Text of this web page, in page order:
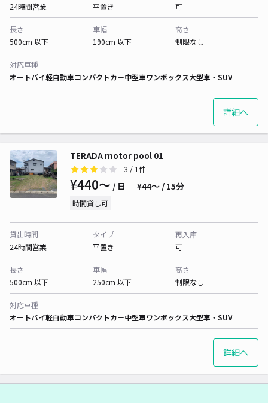
24時間営業
平置き
可
長さ
500cm 以下
車幅
190cm 以下
高さ
制限なし
対応車種
オートバイ軽自動車コンパクトカー中型車ワンボックス大型車・SUV
詳細へ
TERADA motor pool 01
3 / 1件
¥440〜 / 日 ¥44〜 / 15分
時間貸し可
貸出時間
24時間営業
タイプ
平置き
再入庫
可
長さ
500cm 以下
車幅
250cm 以下
高さ
制限なし
対応車種
オートバイ軽自動車コンパクトカー中型車ワンボックス大型車・SUV
詳細へ